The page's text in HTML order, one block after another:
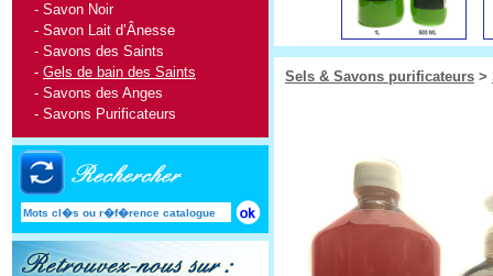
- Savon Noir
- Savon Lait d’Ânesse
- Savons des Saints
- Gels de bain des Saints
- Savons des Anges
- Savons Purificateurs
Sels & Savons purificateurs >